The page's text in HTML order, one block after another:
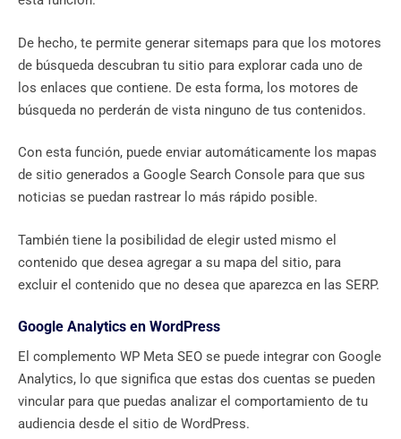
De hecho, te permite generar sitemaps para que los motores
de búsqueda descubran tu sitio para explorar cada uno de
los enlaces que contiene. De esta forma, los motores de
búsqueda no perderán de vista ninguno de tus contenidos.
Con esta función, puede enviar automáticamente los mapas
de sitio generados a Google Search Console para que sus
noticias se puedan rastrear lo más rápido posible.
También tiene la posibilidad de elegir usted mismo el
contenido que desea agregar a su mapa del sitio, para
excluir el contenido que no desea que aparezca en las SERP.
Google Analytics en WordPress
El complemento WP Meta SEO se puede integrar con Google
Analytics, lo que significa que estas dos cuentas se pueden
vincular para que puedas analizar el comportamiento de tu
audiencia desde el sitio de WordPress.